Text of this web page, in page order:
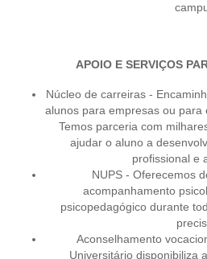
APOIO E SERVIÇOS
Núcleo de carreiras -
alunos para empresas ou para
Temos parceria com
ajudar o aluno a
profissional e
NUPS - Oferecemos
acompanhamento
psicopedagógico durante
Aconselhamento
Universitário disponibiliza